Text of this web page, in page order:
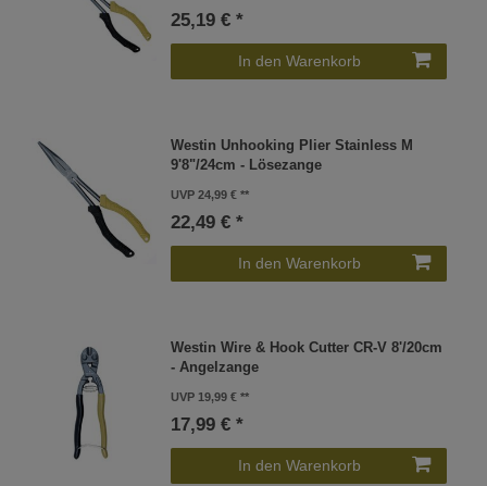
25,19 € *
In den Warenkorb
Westin Unhooking Plier Stainless M
9'8"/24cm - Lösezange
UVP 24,99 €
22,49 € *
In den Warenkorb
Westin Wire & Hook Cutter CR-V 8'/20cm
- Angelzange
UVP 19,99 €
17,99 € *
In den Warenkorb